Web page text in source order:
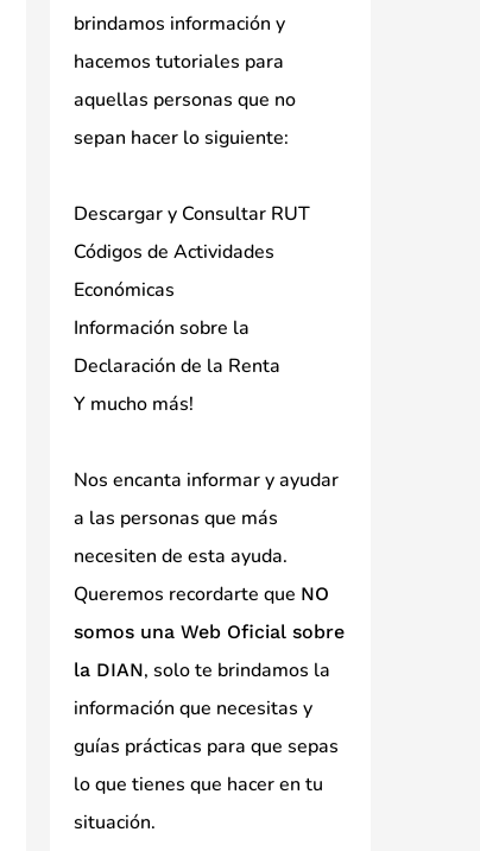
brindamos información y
hacemos tutoriales para
aquellas personas que no
sepan hacer lo siguiente:
Descargar y Consultar RUT
Códigos de Actividades
Económicas
Información sobre la
Declaración de la Renta
Y mucho más!
Nos encanta informar y ayudar
a las personas que más
necesiten de esta ayuda.
Queremos recordarte que NO
somos una Web Oficial sobre
la DIAN, solo te brindamos la
información que necesitas y
guías prácticas para que sepas
lo que tienes que hacer en tu
situación.